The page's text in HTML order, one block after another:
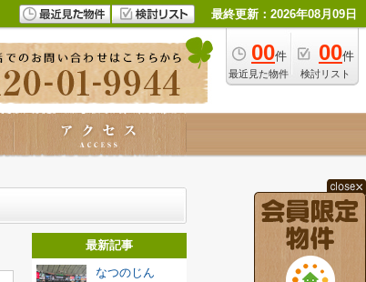
最終更新：2026年08月09日
00件
最近見た物件
00件
検討リスト
最新記事
なつのじん